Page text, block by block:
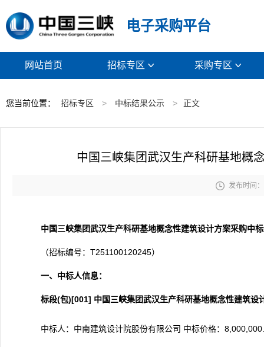
电子采购平台
网站首页 招标专区  采购专区 
您当前位置： 招标专区 > 中标结果公示 > 正文
中国三峡集团武汉生产科研基地概
 发布时间
中国三峡集团武汉生产科研基地概念性建筑设计方案采购中
（招标编号：T251100120245）
一、中标人信息：
标段(包)[001] 中国三峡集团武汉生产科研基地概念性建筑设
中标人：中南建筑设计院股份有限公司 中标价格：